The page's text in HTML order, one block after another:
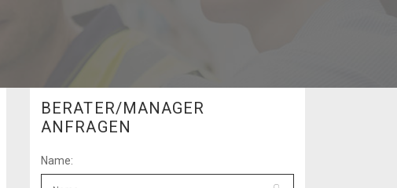
BERATER/MANAGER
ANFRAGEN
Name: